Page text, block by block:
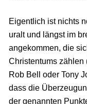
Eigentlich ist nichts
uralt und längst im
angekommen, die
Christentums zählen
Rob Bell oder Tony
dass die
der genannten